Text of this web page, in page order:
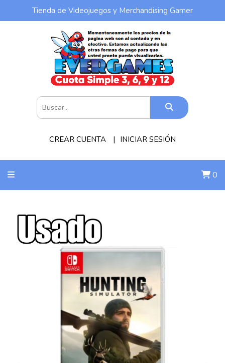
Tienda de Videojuegos y Merchandising Gamer
CREAR CUENTA INICIAR SESIÓN
0